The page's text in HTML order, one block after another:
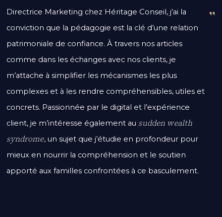
Directrice Marketing chez Héritage Conseil, j’ai la
conviction que la pédagogie est la clé d’une relation
patrimoniale de confiance. À travers nos articles
comme dans les échanges avec nos clients, je
m’attache à simplifier les mécanismes les plus
complexes et à les rendre compréhensibles, utiles et
concrets. Passionnée par le digital et l’expérience
client, je m’intéresse également au sudden wealth
syndrome, un sujet que j’étudie en profondeur pour
mieux en nourrir la compréhension et le soutien
apporté aux familles confrontées à ce basculement.